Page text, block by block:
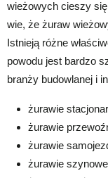
wieżowych cieszy
wie, że żuraw
Istnieją różne
powodu jest bardzo
branży budowlanej i
żurawie
żurawie
żurawie
żurawie